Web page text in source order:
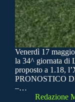
Venerdì 17
la 34^ giornata di
proposto a 1.18,
PRONOSTICO
–…
Redazione